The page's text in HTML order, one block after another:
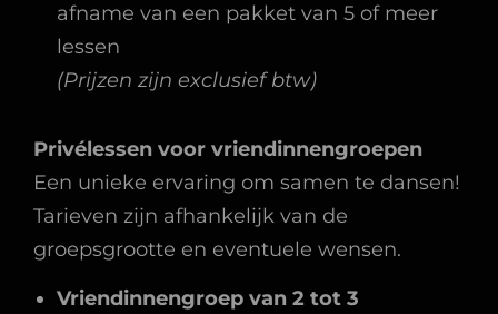
afname van een pakket van 5 of meer
lessen
(Prijzen zijn exclusief btw)
Privélessen voor vriendinnengroepen
Een unieke ervaring om samen te dansen!
Tarieven zijn afhankelijk van de
groepsgrootte en eventuele wensen.
Vriendinnengroep van 2 tot 3